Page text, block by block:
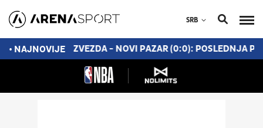
SRB
• NAJNOVIJE
CRVENA ZVEZDA - NOVI PAZAR (0:0): POSLEDNJA